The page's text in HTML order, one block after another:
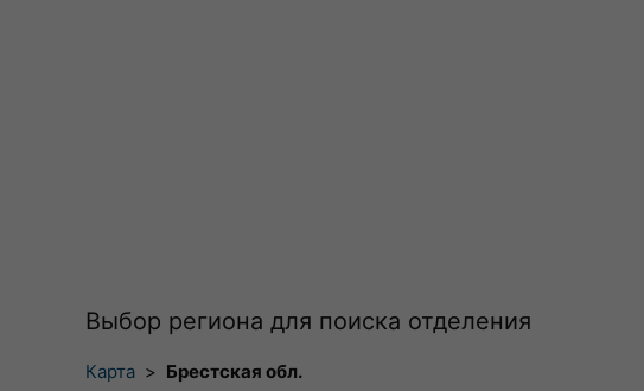
Выбор региона для поиска отделения
Карта > Брестская обл.